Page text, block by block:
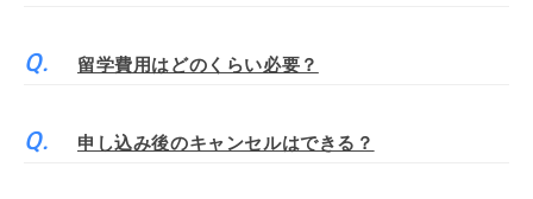
留学費用はどのくらい必要？
申し込み後のキャンセルはできる？